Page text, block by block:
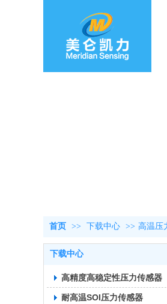
首页 >> 下载中心 >> 高温压
下载中心
高精度高稳定性压力传感器
耐高温SOI压力传感器